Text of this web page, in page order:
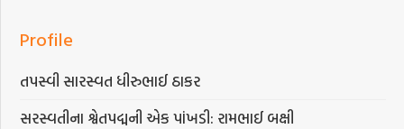
Profile
તપસ્વી સારસ્વત ધીરુભાઈ ઠાકર
સરસ્વતીના શ્વેતપદ્મની એક પાંખડી: રામભાઈ બક્ષી